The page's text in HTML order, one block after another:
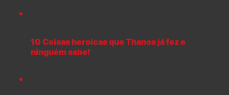
10 Coisas heroicas que Thanos já fez e
ninguém sabe!